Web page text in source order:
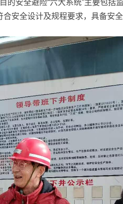
安全避险“六大系统”主要包括
安全设计及规程要求，具备安全